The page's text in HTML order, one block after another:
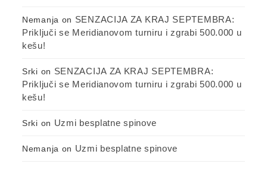
Nemanja on SENZACIJA ZA KRAJ SEPTEMBRA:
Priključi se Meridianovom turniru i zgrabi 500.000 u
kešu!
Srki on SENZACIJA ZA KRAJ SEPTEMBRA:
Priključi se Meridianovom turniru i zgrabi 500.000 u
kešu!
Srki on Uzmi besplatne spinove
Nemanja on Uzmi besplatne spinove